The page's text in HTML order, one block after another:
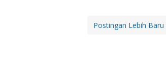
Postingan Lebih Baru